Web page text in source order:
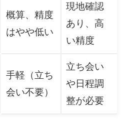
概算、精度
はやや低い
現地確認
あり、高
い精度
手軽（立ち
会い不要）
立ち会い
や日程調
整が必要